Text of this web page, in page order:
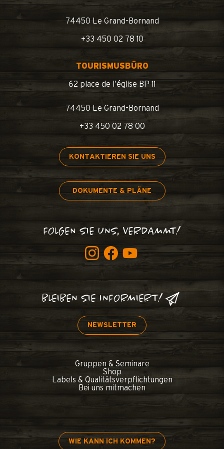
74450 Le Grand-Bornand
+33 450 02 78 10
TOURISMUSBÜRO
62 place de l’église BP 11
74450 Le Grand-Bornand
+33 450 02 78 00
KONTAKTIEREN SIE UNS
DOKUMENTE & PLÄNE
FOLGEN SIE UNS, VERDAMMT!
BLEIBEN SIE INFORMIERT!
NEWSLETTER
Gruppen & Seminare
Shop
Labels & Qualitätsverpflichtungen
Bei uns mitmachen
WIE KANN ICH KOMMEN?